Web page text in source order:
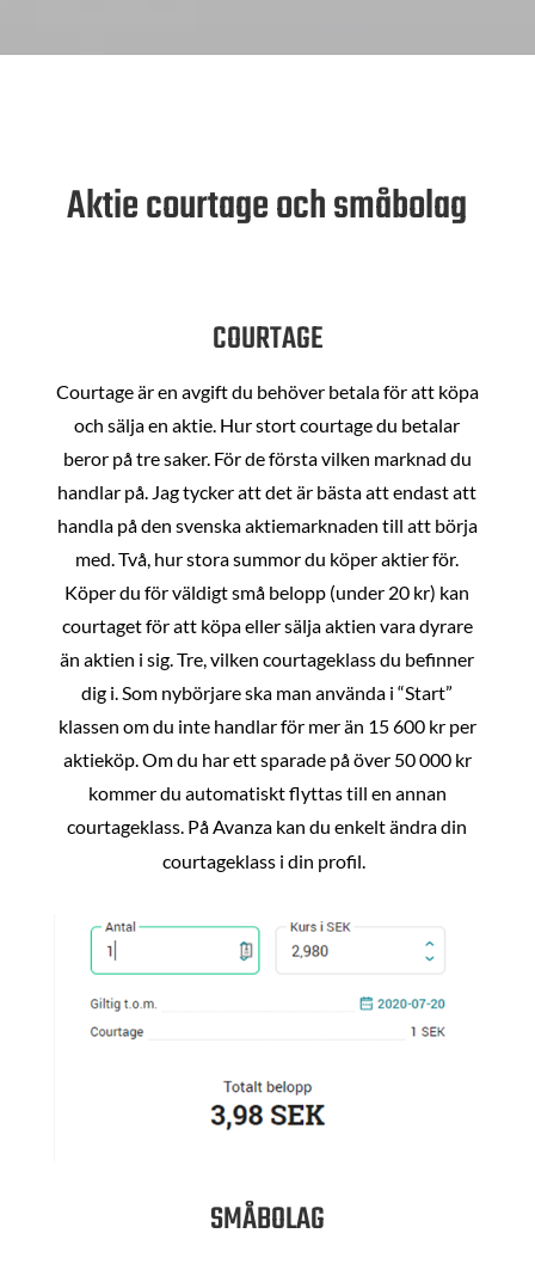
Aktie courtage och småbolag
COURTAGE
Courtage är en avgift du behöver betala för att köpa
och sälja en aktie. Hur stort courtage du betalar
beror på tre saker. För de första vilken marknad du
handlar på. Jag tycker att det är bästa att endast att
handla på den svenska aktiemarknaden till att börja
med. Två, hur stora summor du köper aktier för.
Köper du för väldigt små belopp (under 20 kr) kan
courtaget för att köpa eller sälja aktien vara dyrare
än aktien i sig. Tre, vilken courtageklass du befinner
dig i. Som nybörjare ska man använda i “Start”
klassen om du inte handlar för mer än 15 600 kr per
aktieköp. Om du har ett sparade på över 50 000 kr
kommer du automatiskt flyttas till en annan
courtageklass. På Avanza kan du enkelt ändra din
courtageklass i din profil.
SMÅBOLAG